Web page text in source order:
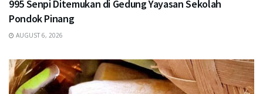
995 Senpi Ditemukan di Gedung Yayasan Sekolah
Pondok Pinang
AUGUST 6, 2026